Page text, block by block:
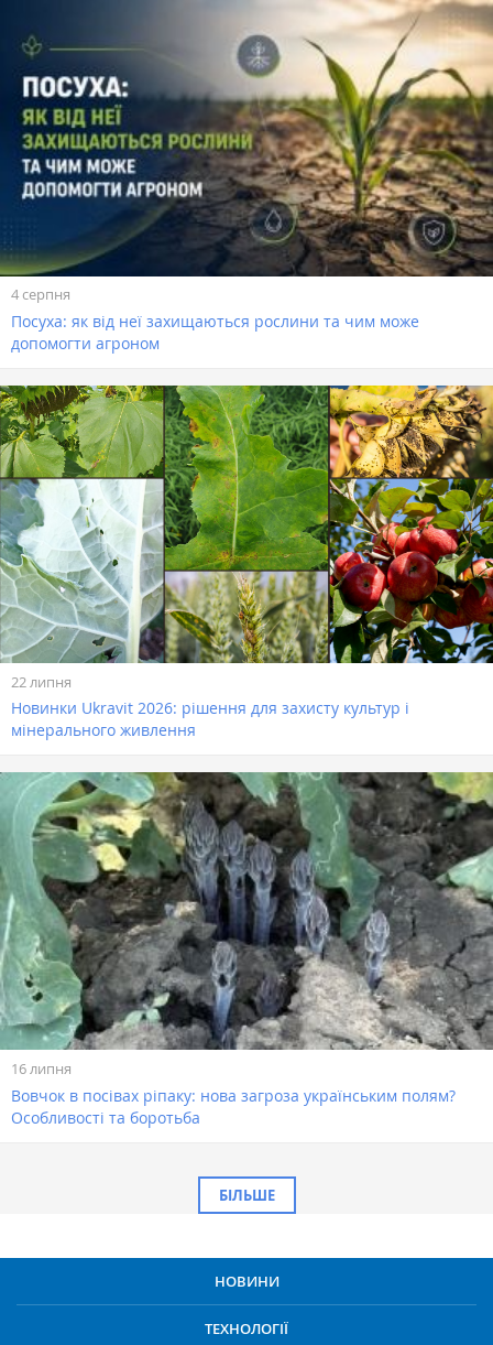
4 серпня
Посуха: як від неї захищаються рослини та чим може
допомогти агроном
22 липня
Новинки Ukravit 2026: рішення для захисту культур і
мінерального живлення
16 липня
Вовчок в посівах ріпаку: нова загроза українським полям?
Особливості та боротьба
БІЛЬШЕ
НОВИНИ
ТЕХНОЛОГІЇ